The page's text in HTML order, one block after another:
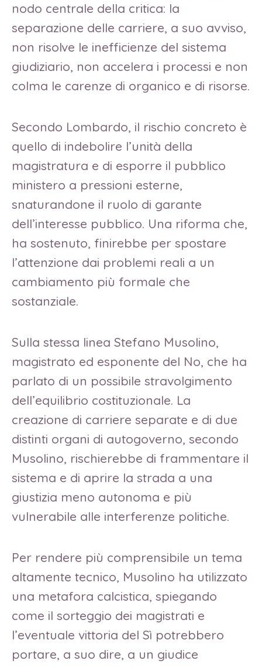
nodo centrale della critica: la
separazione delle carriere, a suo avviso,
non risolve le inefficienze del sistema
giudiziario, non accelera i processi e non
colma le carenze di organico e di risorse.
Secondo Lombardo, il rischio concreto è
quello di indebolire l’unità della
magistratura e di esporre il pubblico
ministero a pressioni esterne,
snaturandone il ruolo di garante
dell’interesse pubblico. Una riforma che,
ha sostenuto, finirebbe per spostare
l’attenzione dai problemi reali a un
cambiamento più formale che
sostanziale.
Sulla stessa linea Stefano Musolino,
magistrato ed esponente del No, che ha
parlato di un possibile stravolgimento
dell’equilibrio costituzionale. La
creazione di carriere separate e di due
distinti organi di autogoverno, secondo
Musolino, rischierebbe di frammentare il
sistema e di aprire la strada a una
giustizia meno autonoma e più
vulnerabile alle interferenze politiche.
Per rendere più comprensibile un tema
altamente tecnico, Musolino ha utilizzato
una metafora calcistica, spiegando
come il sorteggio dei magistrati e
l’eventuale vittoria del Sì potrebbero
portare, a suo dire, a un giudice